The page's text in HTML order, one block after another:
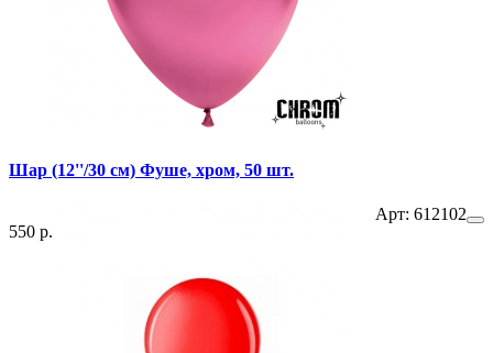
Шар (12''/30 см) Фуше, хром, 50 шт.
550 р.
Арт: 612102